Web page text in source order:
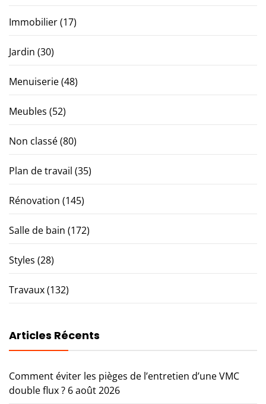
Immobilier(17)
Jardin (30)
Menuiserie(48)
Meubles (52)
Non classé(80)
Plan de travail (35)
Rénovation (145)
Salle de bain (172)
Styles (28)
Travaux(132)
Articles Récents
Comment éviter les pièges de l’entretien d’une VMC
double flux ? 6 août 2026